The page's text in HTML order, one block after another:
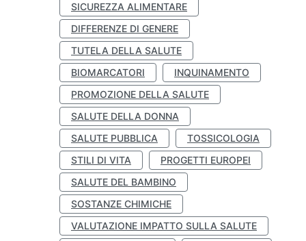
SICUREZZA ALIMENTARE
DIFFERENZE DI GENERE
TUTELA DELLA SALUTE
BIOMARCATORI
INQUINAMENTO
PROMOZIONE DELLA SALUTE
SALUTE DELLA DONNA
SALUTE PUBBLICA
TOSSICOLOGIA
STILI DI VITA
PROGETTI EUROPEI
SALUTE DEL BAMBINO
SOSTANZE CHIMICHE
VALUTAZIONE IMPATTO SULLA SALUTE